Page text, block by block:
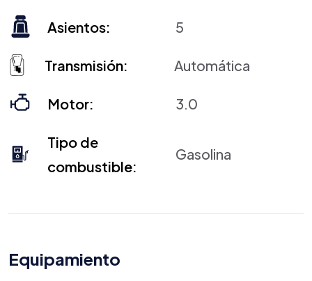
Asientos: 5
Transmisión: Automática
Motor: 3.0
Tipo de
combustible:
Gasolina
Equipamiento